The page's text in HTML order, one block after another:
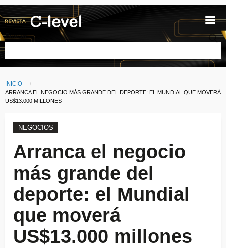
Pasar al contenido principal
Buscar
Ruta de navegación
INICIO
CURRENT:
ARRANCA EL NEGOCIO MÁS GRANDE DEL DEPORTE: EL MUNDIAL QUE MOVERÁ
US$13.000 MILLONES
NEGOCIOS
Arranca el negocio
más grande del
deporte: el Mundial
que moverá
US$13.000 millones